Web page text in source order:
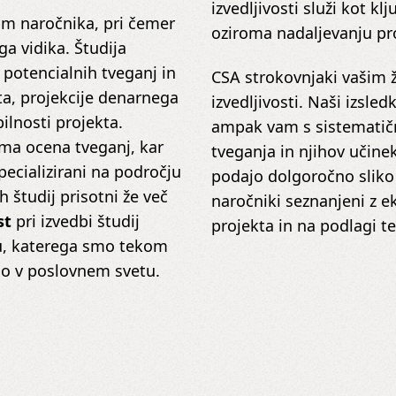
naročnika, pri čemer
vidika. Študija
tveganj in
projekcije denarnega
projekta.
ocena tveganj, kar
na področju
študij prisotni že več
pri izvedbi študij
katerega smo tekom
v poslovnem svetu.
izvedljivosti služi kot
oziroma nadaljevanju
CSA strokovnjaki
izvedljivosti. Naši
ampak vam s
tveganja in njihov
podajo dolgoročno
naročniki seznanjeni z
projekta in na podlagi